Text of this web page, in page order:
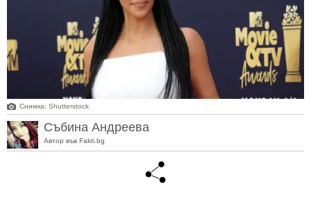
Снимка: Shutterstock
Събина Андреева
Автор във Fakti.bg